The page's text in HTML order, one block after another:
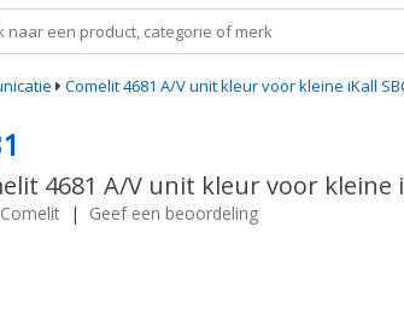
Comelit 4681 A/V unit kleur voor kleine iKall
4681 A/V unit kleur voor kleine
Comelit | Geef een beoordeling